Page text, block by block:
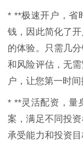
* **极速开户，省
钱，因此简化了
的体验。只需几
和风险评估，无
户，让您第一时间
* **灵活配资，量
案，满足不同投
承受能力和投资